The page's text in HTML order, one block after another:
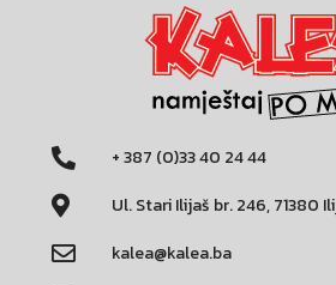
+ 387 (0)33 40 24 44
Ul. Stari Ilijaš br. 246, 71380
kalea@kalea.ba